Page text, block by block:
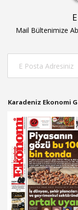
Mail Bültenimize
Karadeniz Ekonomi